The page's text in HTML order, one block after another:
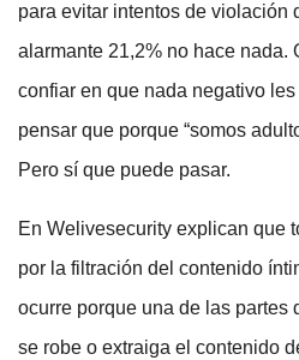
para evitar intentos de violación
alarmante 21,2% no hace nada.
confiar en que nada negativo
pensar que porque “somos
Pero sí que puede pasar.
En Welivesecurity explican que
por la filtración del contenido
ocurre porque una de las partes
se robe o extraiga el contenido